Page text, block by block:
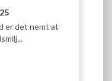
er det nemt at